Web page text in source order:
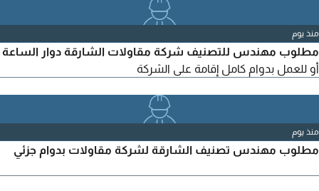
منذ يوم
مطلوب مهندس للتصنيف شركة مقاولات الشارقة دوار الساعة
أو للعمل بدوام كامل إقامة على الشركة
منذ يوم
مطلوب مهندس تصنيف الشارقة لشركة مقاولات بدوام جزئي